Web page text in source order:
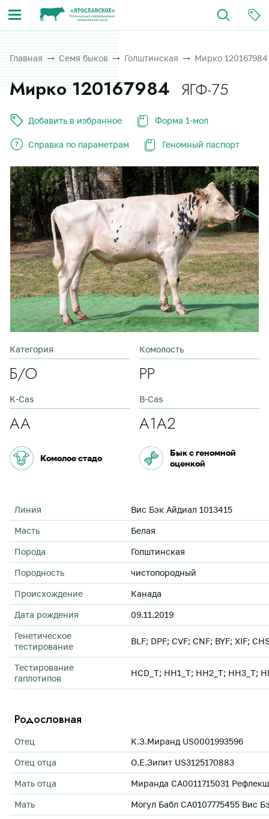
Главная Семя быков Голштинская Мирко 120167984
Мирко 120167984 ЯГФ-75
Добавить в избранное Форма 1-мол
Справка по параметрам Геномный паспорт
Категория
Б/О
Комолость
PP
K-Cas
АА
B-Cas
А1А2
Комолое стадо
Бык с геномной
оценкой
Линия Вис Бэк Айдиал 1013415
Масть Белая
Порода Голштинская
Породность чистопородный
Происхождение Канада
Дата рождения 09.11.2019
Генетическое
тестирование
BLF; DPF; CVF; CNF; BYF; XIF;
Тестирование
гаплотипов
HCD_T; HH1_T; HH2_T; HH3_T;
Родословная
Отец К.З.Миранд US0001993596
Отец отца О.Е.Зипит US3125170883
Мать отца Миранда CA0011715031
Мать Могул Бабл CA0107775455 Вис